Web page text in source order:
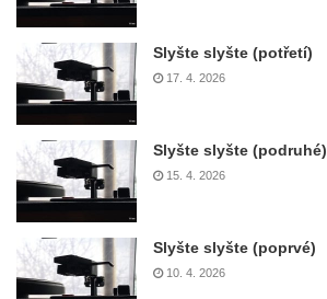
Slyšte slyšte (potřetí)
17. 4. 2026
Slyšte slyšte (podruhé)
15. 4. 2026
Slyšte slyšte (poprvé)
10. 4. 2026